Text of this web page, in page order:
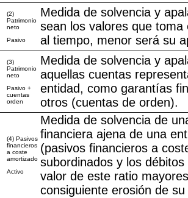
(2)
Patrimonio
neto
Pasivo
Medida de solvencia y
sean los valores que
al tiempo, menor será su
(3)
Patrimonio
neto
Pasivo +
cuentas
orden
Medida de solvencia y
aquellas cuentas
entidad, como garantías
otros (cuentas de orden).
(4) Pasivos
financieros
a coste
amortizado
Activo
Medida de solvencia de
financiera ajena de una
(pasivos financieros a
subordinados y los
valor de este ratio
consiguiente erosión de